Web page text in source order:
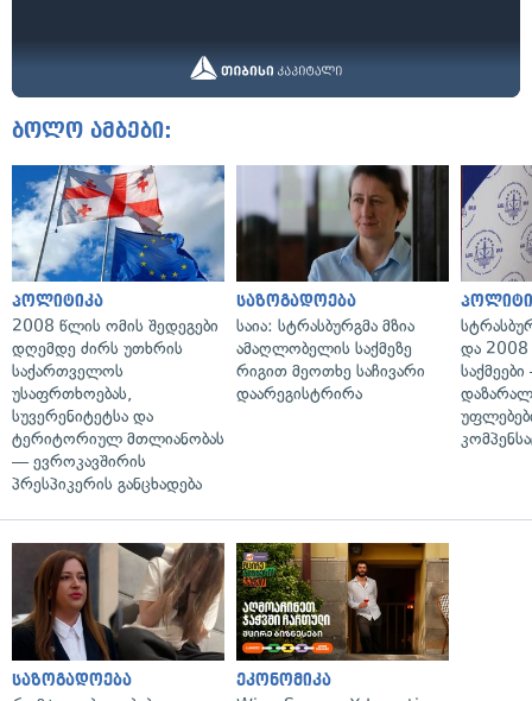
ბოლო ამბები:
პოლიტიკა
2008 წლის ომის შედეგები
დღემდე ძირს უთხრის
საქართველოს
უსაფრთხოებას,
სუვერენიტეტსა და
ტერიტორიულ მთლიანობას
— ევროკავშირის
პრესპიკერის განცხადება
საზოგადოება
საია: სტრასბურგმა მზია
ამაღლობელის საქმეზე
რიგით მეოთხე საჩივარი
დაარეგისტრირა
და 2008
საზოგადოება ეკონომიკა